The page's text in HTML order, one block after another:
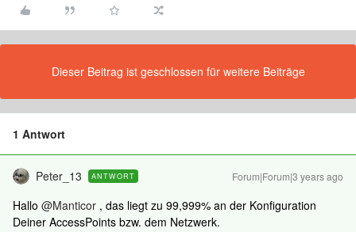
Dieser Beitrag ist geschlossen für weitere Beiträge
1 Antwort
Peter_13 ANTWORT Forum|Forum|3 years ago
Hallo @Manticor , das liegt zu 99,999% an der Konfiguration
Deiner AccessPoints bzw. dem Netzwerk.